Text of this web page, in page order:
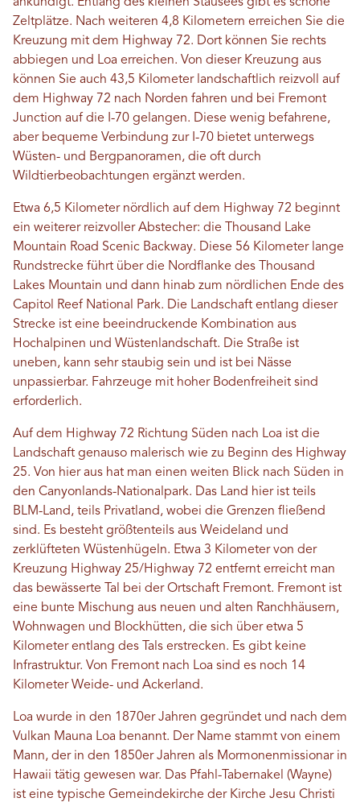
Zeltplätze. Nach weiteren 4,8 Kilometern erreichen Sie die
Kreuzung mit dem Highway 72. Dort können Sie rechts
abbiegen und Loa erreichen. Von dieser Kreuzung aus
können Sie auch 43,5 Kilometer landschaftlich reizvoll auf
dem Highway 72 nach Norden fahren und bei Fremont
Junction auf die I-70 gelangen. Diese wenig befahrene,
aber bequeme Verbindung zur I-70 bietet unterwegs
Wüsten- und Bergpanoramen, die oft durch
Wildtierbeobachtungen ergänzt werden.
Etwa 6,5 ​​Kilometer nördlich auf dem Highway 72 beginnt
ein weiterer reizvoller Abstecher: die Thousand Lake
Mountain Road Scenic Backway. Diese 56 Kilometer lange
Rundstrecke führt über die Nordflanke des Thousand
Lakes Mountain und dann hinab zum nördlichen Ende des
Capitol Reef National Park. Die Landschaft entlang dieser
Strecke ist eine beeindruckende Kombination aus
Hochalpinen und Wüstenlandschaft. Die Straße ist
uneben, kann sehr staubig sein und ist bei Nässe
unpassierbar. Fahrzeuge mit hoher Bodenfreiheit sind
erforderlich.
Auf dem Highway 72 Richtung Süden nach Loa ist die
Landschaft genauso malerisch wie zu Beginn des Highway
25. Von hier aus hat man einen weiten Blick nach Süden in
den Canyonlands-Nationalpark. Das Land hier ist teils
BLM-Land, teils Privatland, wobei die Grenzen fließend
sind. Es besteht größtenteils aus Weideland und
zerklüfteten Wüstenhügeln. Etwa 3 Kilometer von der
Kreuzung Highway 25/Highway 72 entfernt erreicht man
das bewässerte Tal bei der Ortschaft Fremont. Fremont ist
eine bunte Mischung aus neuen und alten Ranchhäusern,
Wohnwagen und Blockhütten, die sich über etwa 5
Kilometer entlang des Tals erstrecken. Es gibt keine
Infrastruktur. Von Fremont nach Loa sind es noch 14
Kilometer Weide- und Ackerland.
Loa wurde in den 1870er Jahren gegründet und nach dem
Vulkan Mauna Loa benannt. Der Name stammt von einem
Mann, der in den 1850er Jahren als Mormonenmissionar in
Hawaii tätig gewesen war. Das Pfahl-Tabernakel (Wayne)
ist eine typische Gemeindekirche der Kirche Jesu Christi